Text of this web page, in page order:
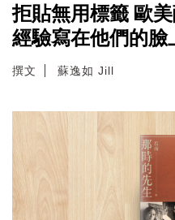
拒貼無用標籤 歐
經驗寫在他們的臉
撰文 蘇逸如 Jill